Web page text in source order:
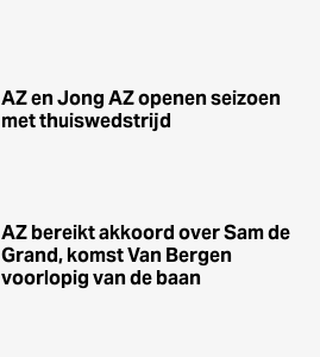
AZ en Jong AZ openen seizoen
met thuiswedstrijd
AZ bereikt akkoord over Sam de
Grand, komst Van Bergen
voorlopig van de baan